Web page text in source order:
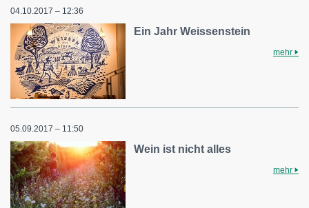
04.10.2017 – 12:36
Ein Jahr Weissenstein
mehr
05.09.2017 – 11:50
Wein ist nicht alles
mehr